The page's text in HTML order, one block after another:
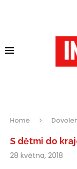
Home
S dětmi do
28 května, 2018